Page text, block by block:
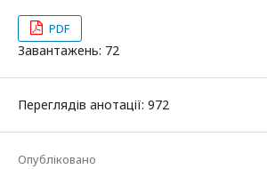
PDF
Завантажень: 72
Переглядів анотації: 972
Опубліковано